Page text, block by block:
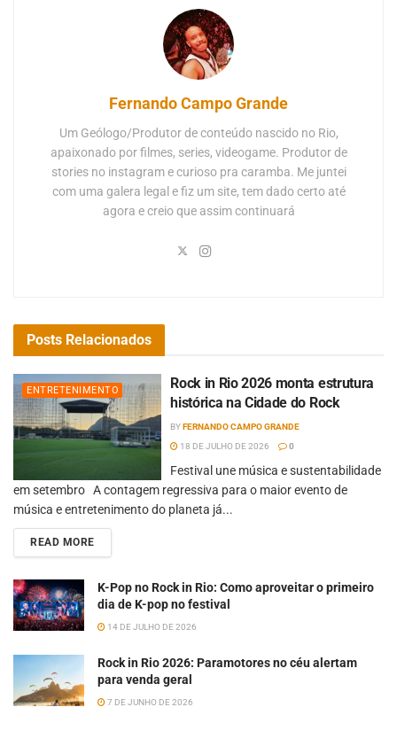
Fernando Campo Grande
Um Geólogo/Produtor de conteúdo nascido no Rio,
apaixonado por filmes, series, videogame. Produtor de
stories no instagram e curioso pra caramba. Me juntei
com uma galera legal e fiz um site, tem dado certo até
agora e creio que assim continuará
Posts Relacionados
ENTRETENIMENTO
Rock in Rio 2026 monta estrutura
histórica na Cidade do Rock
BY FERNANDO CAMPO GRANDE
18 DE JULHO DE 2026
0
Festival une música e sustentabilidade
em setembro A contagem regressiva para o maior evento de
música e entretenimento do planeta já...
READ MORE
K-Pop no Rock in Rio: Como aproveitar o primeiro
dia de K-pop no festival
14 DE JULHO DE 2026
Rock in Rio 2026: Paramotores no céu alertam
para venda geral
7 DE JUNHO DE 2026